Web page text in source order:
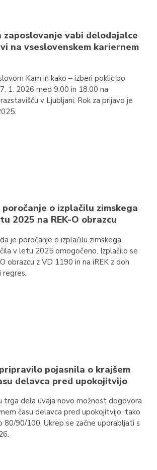
zaposlovanje vabi delodajalce
na vseslovenskem kariernem
Kam in kako – izberi poklic bo
1. 2026 med 9.00 in 18.00 na
v Ljubljani. Rok za prijavo je
poročanje o izplačilu zimskega
2025 na REK-O obrazcu
je poročanje o izplačilu zimskega
v letu 2025 omogočeno. Izplačilo se
obrazcu z VD 1190 in na iREK z doh
regres.
pojasnila o krajšem
delavca pred upokojitvijo
trga dela uvaja novo možnost dogovora
času delavca pred upokojitvijo, tako
80/90/100. Ukrep se začne uporabljati s